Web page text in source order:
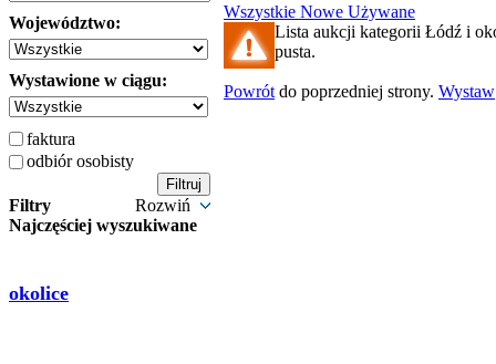
Województwo:
Wystawione w ciągu:
faktura
odbiór osobisty
Filtry
Rozwiń
Najczęściej wyszukiwane
okolice
Wszystkie Nowe Używane
Lista aukcji kategorii Łódź i
pusta.
Powrót do poprzedniej strony. Wystaw